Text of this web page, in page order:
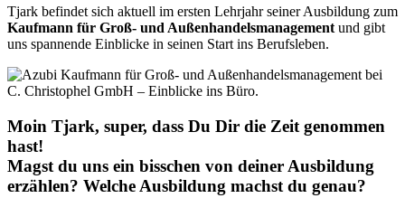
Tjark befindet sich aktuell im ersten Lehrjahr seiner Ausbildung zum
Kaufmann für Groß- und Außenhandelsmanagement und gibt
uns spannende Einblicke in seinen Start ins Berufsleben.
Moin Tjark, super, dass Du Dir die Zeit genommen
hast!
Magst du uns ein bisschen von deiner Ausbildung
erzählen? Welche Ausbildung machst du genau?